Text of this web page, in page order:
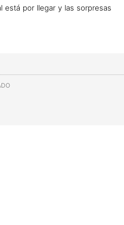
está por llegar y las sorpresas